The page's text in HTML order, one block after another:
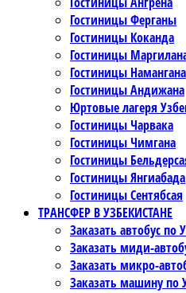
Гостиницы Ферганы
Гостиницы Коканда
Гостиницы
Гостиницы Намангана
Гостиницы Андижана
Юртовые лагеря
Гостиницы Чарвака
Гостиницы Чимгана
Гостиницы
Гостиницы Янгиабада
Гостиницы Сентябсая
ТРАНСФЕР В УЗБЕКИСТАНЕ
Заказать автобус по
Заказать миди-
Заказать микро-
Заказать машину по